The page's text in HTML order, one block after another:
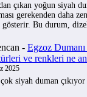
çıkan yoğun siyah
gerekenden daha
gösterir. Bu durum,
- Egzoz
ve renkleri ne
2025
siyah duman